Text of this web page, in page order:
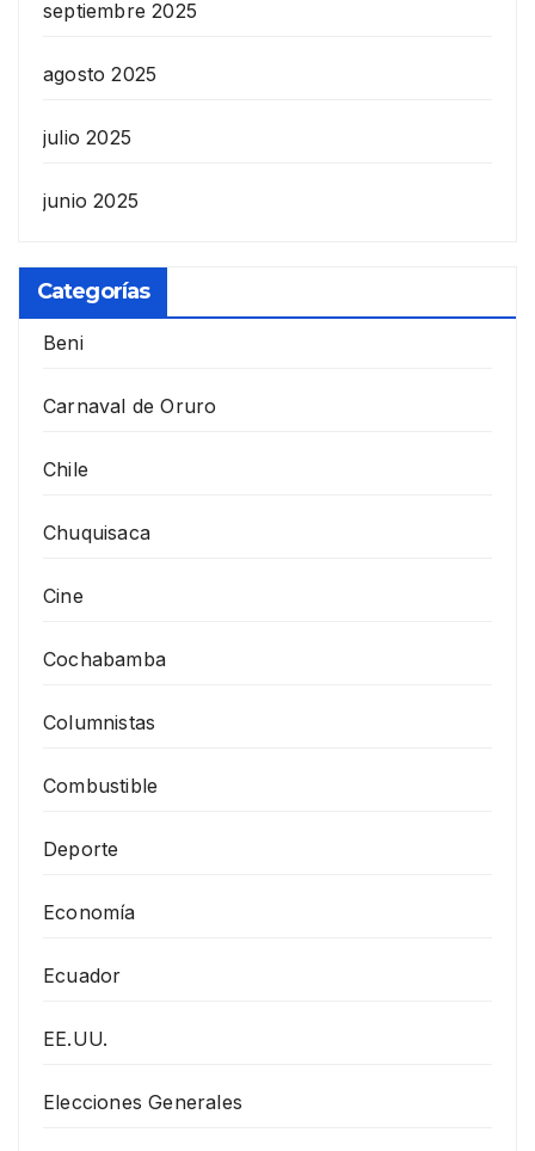
septiembre 2025
agosto 2025
julio 2025
junio 2025
Categorías
Beni
Carnaval de Oruro
Chile
Chuquisaca
Cine
Cochabamba
Columnistas
Combustible
Deporte
Economía
Ecuador
EE.UU.
Elecciones Generales